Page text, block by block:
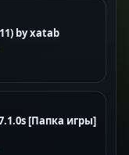
by xatab
[Папка игры]